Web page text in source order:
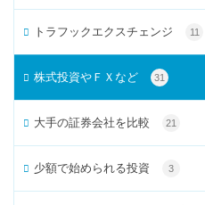
トラフックエクスチェンジ 11
株式投資やＦＸなど 31
大手の証券会社を比較 21
少額で始められる投資 3